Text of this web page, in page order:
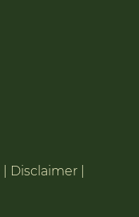
Disclaimer